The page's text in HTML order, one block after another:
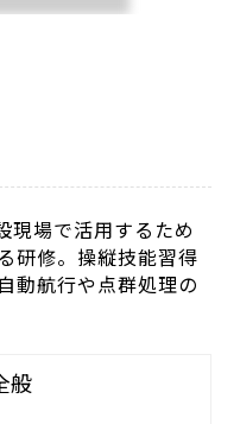
現場で活用するため
研修。操縦技能習得
動航行や点群処理の
般